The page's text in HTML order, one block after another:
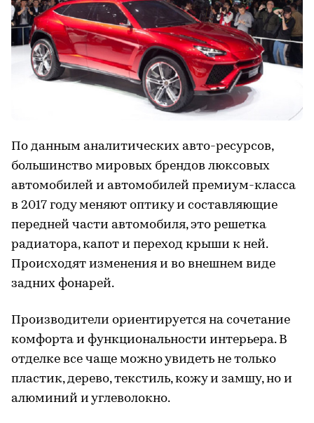
По данным аналитических авто-ресурсов,
большинство мировых брендов люксовых
автомобилей и автомобилей премиум-класса
в 2017 году меняют оптику и составляющие
передней части автомобиля, это решетка
радиатора, капот и переход крыши к ней.
Происходят изменения и во внешнем виде
задних фонарей.
Производители ориентируется на сочетание
комфорта и функциональности интерьера. В
отделке все чаще можно увидеть не только
пластик, дерево, текстиль, кожу и замшу, но и
алюминий и углеволокно.